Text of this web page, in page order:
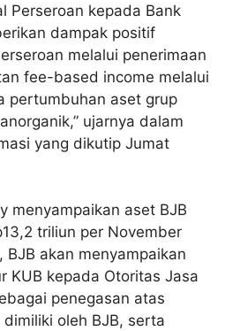
Perseroan kepada Bank
dampak positif
melalui penerimaan
fee-based income melalui
pertumbuhan aset grup
ujarnya dalam
yang dikutip Jumat
menyampaikan aset BJB
triliun per November
BJB akan menyampaikan
KUB kepada Otoritas Jasa
penegasan atas
oleh BJB, serta